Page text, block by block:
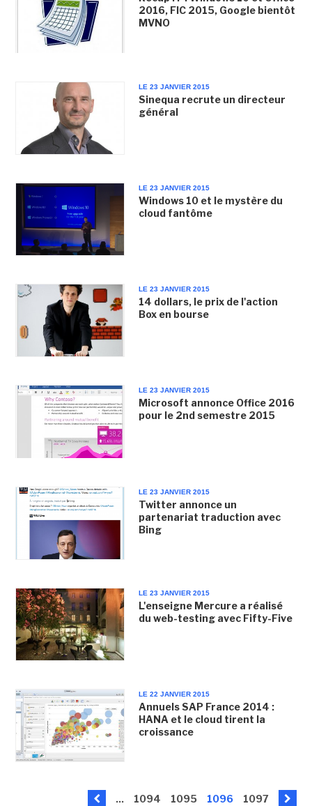
2016, FIC 2015, Google bientôt
MVNO
LE 23 JANVIER 2015
Sinequa recrute un directeur
général
LE 23 JANVIER 2015
Windows 10 et le mystère du
cloud fantôme
LE 23 JANVIER 2015
14 dollars, le prix de l'action
Box en bourse
LE 23 JANVIER 2015
Microsoft annonce Office 2016
pour le 2nd semestre 2015
LE 23 JANVIER 2015
Twitter annonce un
partenariat traduction avec
Bing
LE 23 JANVIER 2015
L'enseigne Mercure a réalisé
du web-testing avec Fifty-Five
LE 22 JANVIER 2015
Annuels SAP France 2014 :
HANA et le cloud tirent la
croissance
... 1094 1095 1096
1097